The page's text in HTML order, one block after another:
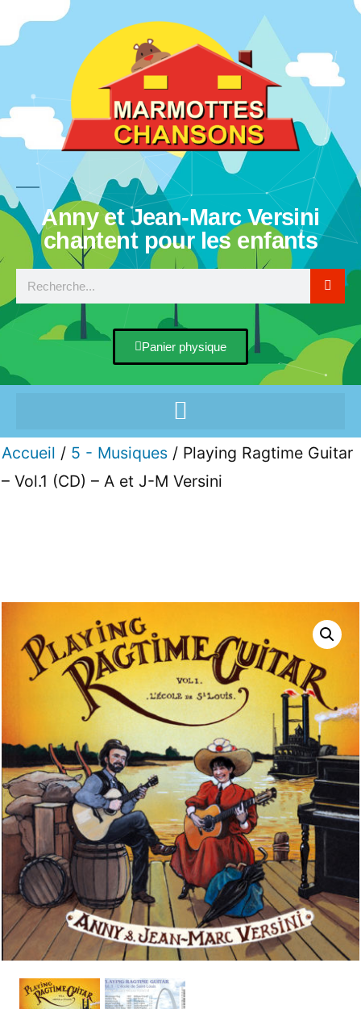
Anny et Jean-Marc Versini
chantent pour les enfants
Panier physique
Accueil / 5 - Musiques / Playing Ragtime Guitar
– Vol.1 (CD) – A et J-M Versini